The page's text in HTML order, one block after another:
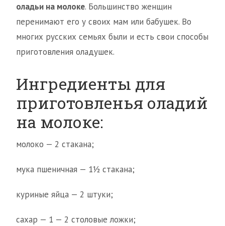
оладьи на молоке. Большинство женщин
перенимают его у своих мам или бабушек. Во
многих русских семьях были и есть свои способы
приготовления оладушек.
Ингредиенты для
приготовленья оладий
на молоке:
молоко — 2 стакана;
мука пшеничная — 1½ стакана;
куриные яйца — 2 штуки;
сахар — 1 — 2 столовые ложки;